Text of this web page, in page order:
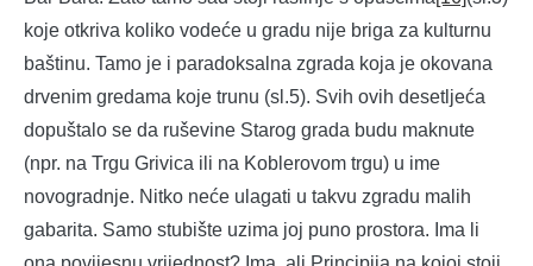
koje otkriva koliko vodeće u gradu nije briga za kulturnu
baštinu. Tamo je i paradoksalna zgrada koja je okovana
drvenim gredama koje trunu (sl.5). Svih ovih desetljeća
dopuštalo se da ruševine Starog grada budu maknute
(npr. na Trgu Grivica ili na Koblerovom trgu) u ime
novogradnje. Nitko neće ulagati u takvu zgradu malih
gabarita. Samo stubište uzima joj puno prostora. Ima li